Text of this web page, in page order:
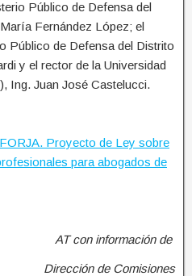
Público de Defensa del
Fernández López; el
Público de Defensa del Distrito
y el rector de la Universidad
Ing. Juan José Castelucci.
Proyecto de Ley sobre
para abogados de
AT con información de
Dirección de Comisiones